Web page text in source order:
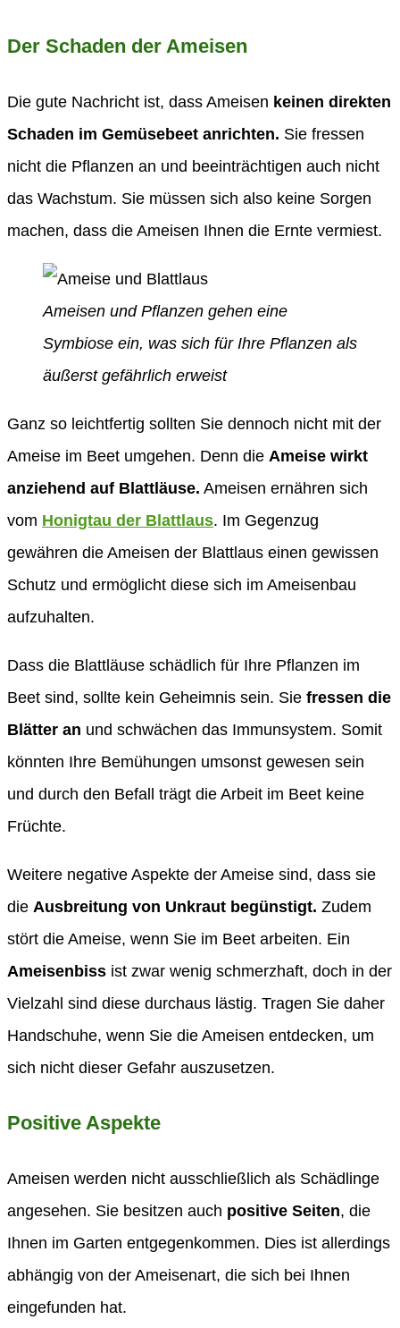
Der Schaden der Ameisen
Die gute Nachricht ist, dass Ameisen keinen direkten
Schaden im Gemüsebeet anrichten. Sie fressen
nicht die Pflanzen an und beeinträchtigen auch nicht
das Wachstum. Sie müssen sich also keine Sorgen
machen, dass die Ameisen Ihnen die Ernte vermiest.
Ameisen und Pflanzen gehen eine
Symbiose ein, was sich für Ihre Pflanzen als
äußerst gefährlich erweist
Ganz so leichtfertig sollten Sie dennoch nicht mit der
Ameise im Beet umgehen. Denn die Ameise wirkt
anziehend auf Blattläuse. Ameisen ernähren sich
vom Honigtau der Blattlaus. Im Gegenzug
gewähren die Ameisen der Blattlaus einen gewissen
Schutz und ermöglicht diese sich im Ameisenbau
aufzuhalten.
Dass die Blattläuse schädlich für Ihre Pflanzen im
Beet sind, sollte kein Geheimnis sein. Sie fressen die
Blätter an und schwächen das Immunsystem. Somit
könnten Ihre Bemühungen umsonst gewesen sein
und durch den Befall trägt die Arbeit im Beet keine
Früchte.
Weitere negative Aspekte der Ameise sind, dass sie
die Ausbreitung von Unkraut begünstigt. Zudem
stört die Ameise, wenn Sie im Beet arbeiten. Ein
Ameisenbiss ist zwar wenig schmerzhaft, doch in der
Vielzahl sind diese durchaus lästig. Tragen Sie daher
Handschuhe, wenn Sie die Ameisen entdecken, um
sich nicht dieser Gefahr auszusetzen.
Positive Aspekte
Ameisen werden nicht ausschließlich als Schädlinge
angesehen. Sie besitzen auch positive Seiten, die
Ihnen im Garten entgegenkommen. Dies ist allerdings
abhängig von der Ameisenart, die sich bei Ihnen
eingefunden hat.